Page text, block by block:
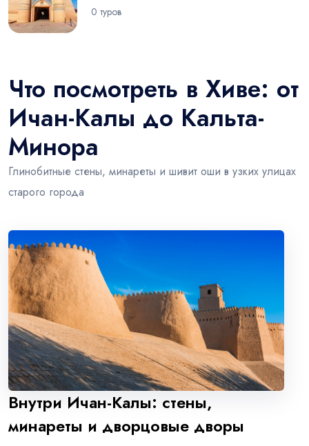
0 туров
Что посмотреть в Хиве: от
Ичан-Калы до Кальта-
Минора
Глинобитные стены, минареты и шивит оши в узких улицах
старого города
Внутри Ичан-Калы: стены,
минареты и дворцовые дворы